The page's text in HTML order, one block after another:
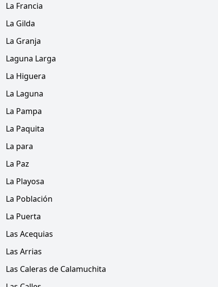
La Francia
La Gilda
La Granja
Laguna Larga
La Higuera
La Laguna
La Pampa
La Paquita
La para
La Paz
La Playosa
La Población
La Puerta
Las Acequias
Las Arrias
Las Caleras de Calamuchita